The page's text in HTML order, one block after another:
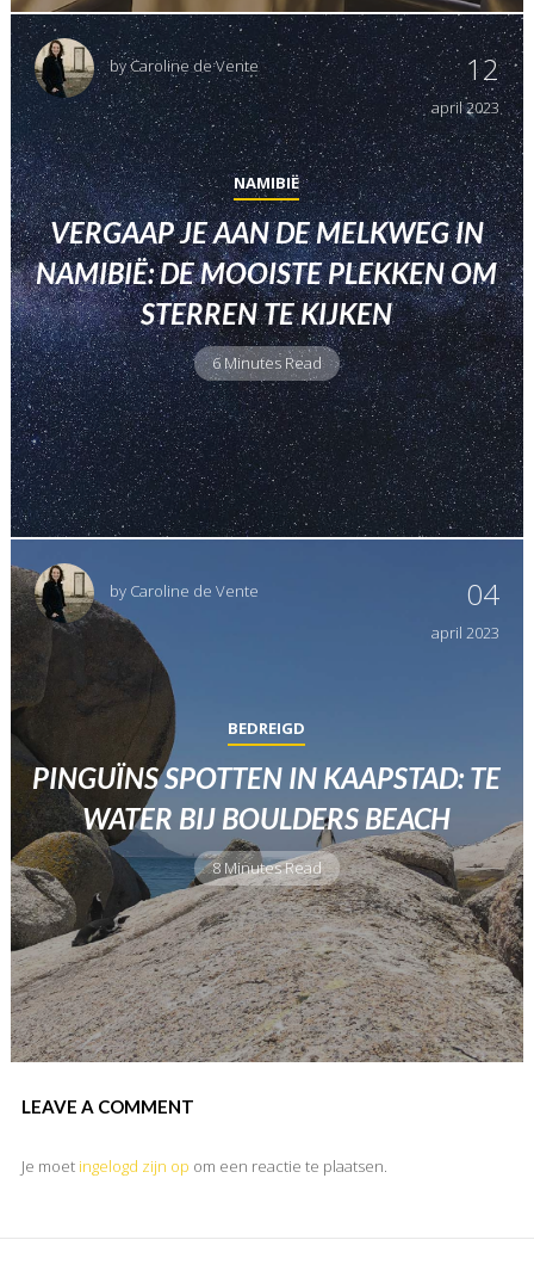
byCaroline de Vente 12
april2023
NAMIBIË
VERGAAP JE AAN DE MELKWEG IN
NAMIBIË: DE MOOISTE PLEKKEN OM
STERREN TE KIJKEN
6 Minutes Read
by Caroline de Vente 04
april 2023
BEDREIGD
PINGUÏNS SPOTTEN IN KAAPSTAD: TE
WATER BIJ BOULDERS BEACH
8 Minutes Read
LEAVE A COMMENT
Je moet ingelogd zijn op om een reactie te plaatsen.